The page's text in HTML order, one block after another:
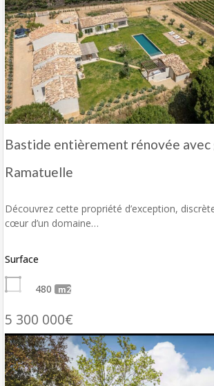
Bastide entièrement rénovée avec
Ramatuelle
Découvrez cette propriété d’exception,
cœur d’un domaine…
Surface
480 m2
5 300 000€